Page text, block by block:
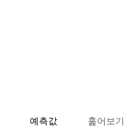
예측값 훑어보기